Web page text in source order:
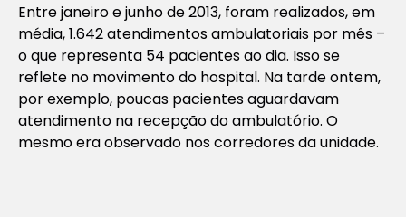
Entre janeiro e junho de 2013, foram realizados, em
média, 1.642 atendimentos ambulatoriais por mês –
o que representa 54 pacientes ao dia. Isso se
reflete no movimento do hospital. Na tarde ontem,
por exemplo, poucas pacientes aguardavam
atendimento na recepção do ambulatório. O
mesmo era observado nos corredores da unidade.